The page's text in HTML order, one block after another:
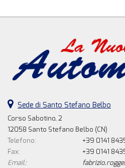
Sede di Santo Stefano Belbo
Corso Sabotino, 2
12058 Santo Stefano Belbo (CN)
Telefono:
+39 0141
Fax:
+39 0141
Email: